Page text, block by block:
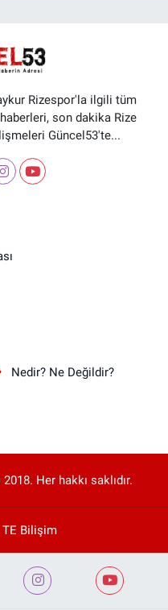
Rizespor'la ilgili tüm
son dakika Rize
Güncel53'te...
Nedir? Ne Değildir?
Her hakkı saklıdır.
TE Bilişim